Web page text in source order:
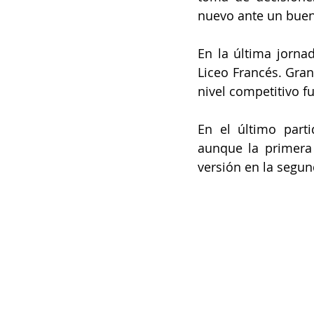
nuevo ante un
En la última
Liceo Francés.
nivel competitivo
En el último
aunque la
versión en la